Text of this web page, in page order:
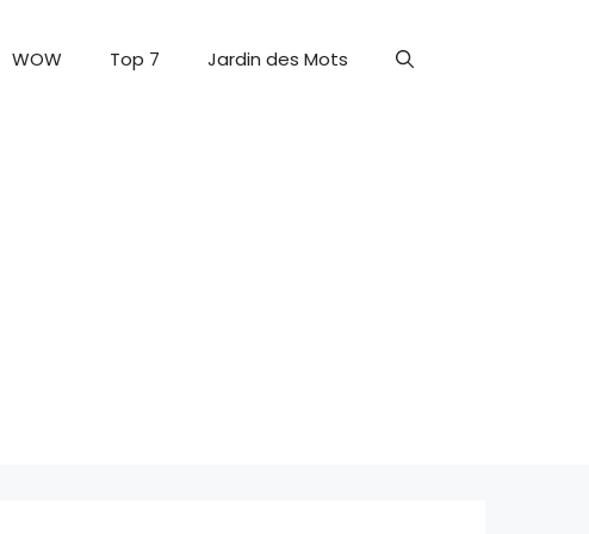
WOW Top 7 Jardin des Mots